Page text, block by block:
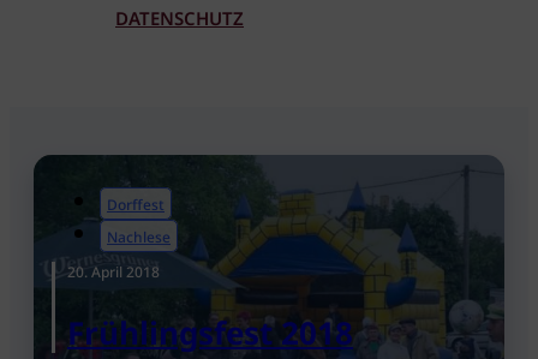
DATENSCHUTZ
Dorffest
Nachlese
20. April 2018
Frühlingsfest 2018